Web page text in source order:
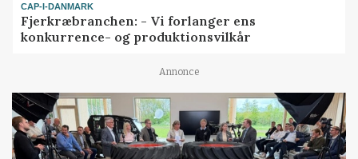
CAP-I-DANMARK
Fjerkræbranchen: - Vi forlanger ens
konkurrence- og produktionsvilkår
Annonce